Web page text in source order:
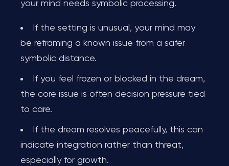
your mind needs symbolic processing.
If the setting is unusual, your mind may
be reframing a known issue from a safer
symbolic distance.
If you feel frozen or blocked in the dream,
the core issue is often decision pressure tied
to care.
If the dream resolves peacefully, this can
indicate integration rather than threat,
especially for growth.